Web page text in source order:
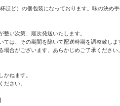
ほど）の個包装になっております。味の決
整い次第、順次発送いたします。
ては、その期間を除いて配送時期を調整致し
合がございます。あらかじめご了承ください
かねます。
ださい。